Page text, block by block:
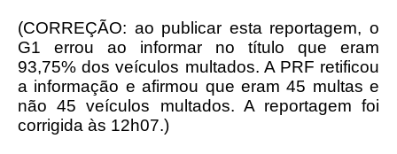
(CORREÇÃO: ao publicar esta reportagem, o
G1 errou ao informar no título que eram
93,75% dos veículos multados. A PRF retificou
a informação e afirmou que eram 45 multas e
não 45 veículos multados. A reportagem foi
corrigida às 12h07.)